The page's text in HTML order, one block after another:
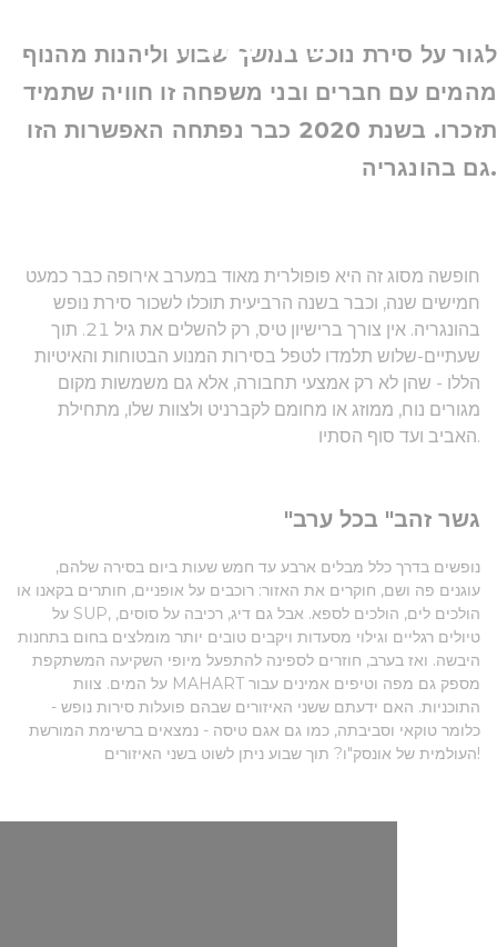
בהרמוניה
לגור על סירת נופש במשך שבוע וליהנות מהנוף
מהמים עם חברים ובני משפחה זו חוויה שתמיד
תזכרו. בשנת 2020 כבר נפתחה האפשרות הזו
גם בהונגריה.
חופשה מסוג זה היא פופולרית מאוד במערב אירופה כבר כמעט
חמישים שנה, וכבר בשנה הרביעית תוכלו לשכור סירת נופש
בהונגריה. אין צורך ברישיון טיס, רק להשלים את גיל 21. תוך
שעתיים-שלוש תלמדו לטפל בסירות המנוע הבטוחות והאיטיות
הללו - שהן לא רק אמצעי תחבורה, אלא גם משמשות מקום
מגורים נוח, ממוזג או מחומם לקברניט ולצוות שלו, מתחילת
האביב ועד סוף הסתיו.
"גשר זהב" בכל ערב
נופשים בדרך כלל מבלים ארבע עד חמש שעות ביום בסירה שלהם,
עוגנים פה ושם, חוקרים את האזור: רוכבים על אופניים, חותרים בקאנו או
על SUP, הולכים לים, הולכים לספא. אבל גם דיג, רכיבה על סוסים,
טיולים רגליים וגילוי מסעדות ויקבים טובים יותר מומלצים בחום בתחנות
היבשה. ואז בערב, חוזרים לספינה להתפעל מיופי השקיעה המשתקפת
על המים. צוות MAHART מספק גם מפה וטיפים אמינים עבור
התוכניות. האם ידעתם ששני האיזורים שבהם פועלות סירות נופש -
כלומר טוקאי וסביבתה, כמו גם אגם טיסה - נמצאים ברשימת המורשת
העולמית של אונסק"ו? תוך שבוע ניתן לשוט בשני האיזורים!